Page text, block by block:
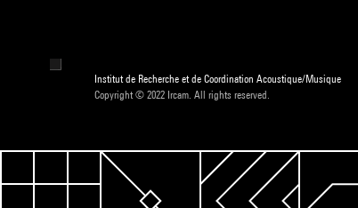
Institut de Recherche et de Coordination Acoustique/Musique
Copyright © 2022 Ircam. All rights reserved.